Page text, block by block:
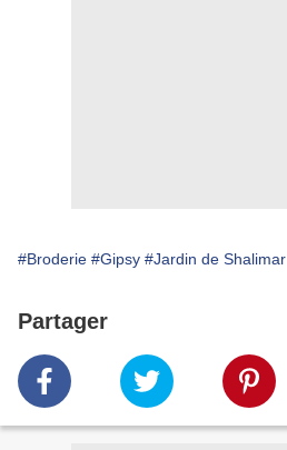
#Broderie #Gipsy #Jardin de Shalimar
Partager